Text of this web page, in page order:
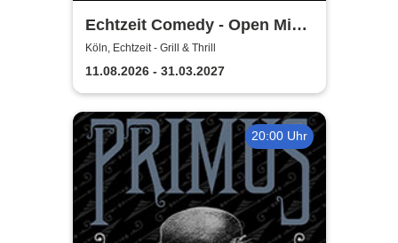
Echtzeit Comedy - Open Mic
& Bingo
Köln, Echtzeit - Grill & Thrill
11.08.2026 - 31.03.2027
20:00 Uhr